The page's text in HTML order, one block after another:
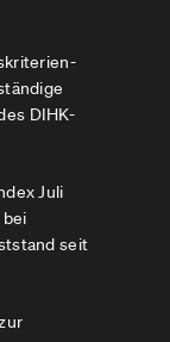
DIHK-
Juli
seit